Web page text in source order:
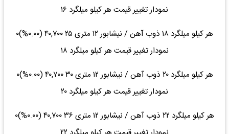
نمودار تغییر قیمت هر کیلو میلگرد ۱۶
هر کیلو میلگرد ۱۸ ذوب آهن / نیشابور ۱۲ متری ۲۵ ۴۰,۷۰۰ (۰.۰۰%)۰
نمودار تغییر قیمت هر کیلو میلگرد ۱۸
هر کیلو میلگرد ۲۰ ذوب آهن / نیشابور ۱۲ متری ۳۰ ۴۰,۷۰۰ (۰.۰۰%)۰
نمودار تغییر قیمت هر کیلو میلگرد ۲۰
هر کیلو میلگرد ۲۲ ذوب آهن / نیشابور ۱۲ متری ۳۶ ۴۰,۷۰۰ (۰.۰۰%)۰